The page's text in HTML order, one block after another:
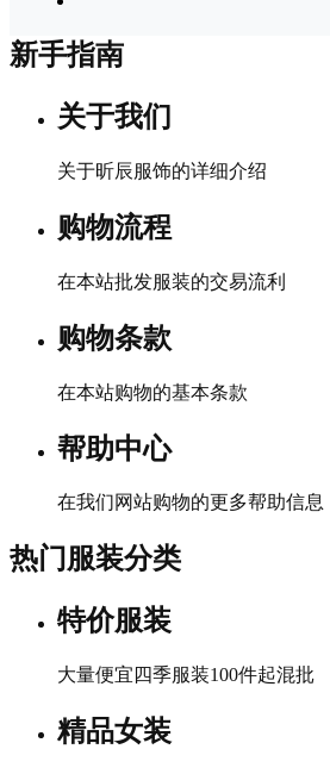
新手指南
关于我们
关于昕辰服饰的详细介绍
购物流程
在本站批发服装的交易流利
购物条款
在本站购物的基本条款
帮助中心
在我们网站购物的更多帮助信息
热门服装分类
特价服装
大量便宜四季服装100件起混批
精品女装